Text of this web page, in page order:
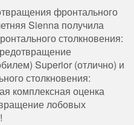
фронтального
Sienna получила
столкновения:
Superior (отлично) и
столкновения:
комплексная оценка
лобовых